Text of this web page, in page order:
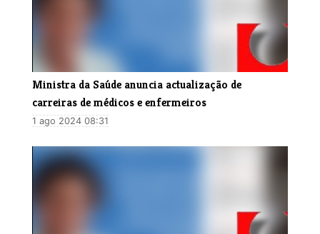
Ministra da Saúde anuncia actualização de
carreiras de médicos e enfermeiros
1 ago 2024 08:31